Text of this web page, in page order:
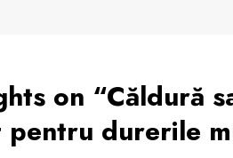
on “Căldură
pentru durerile